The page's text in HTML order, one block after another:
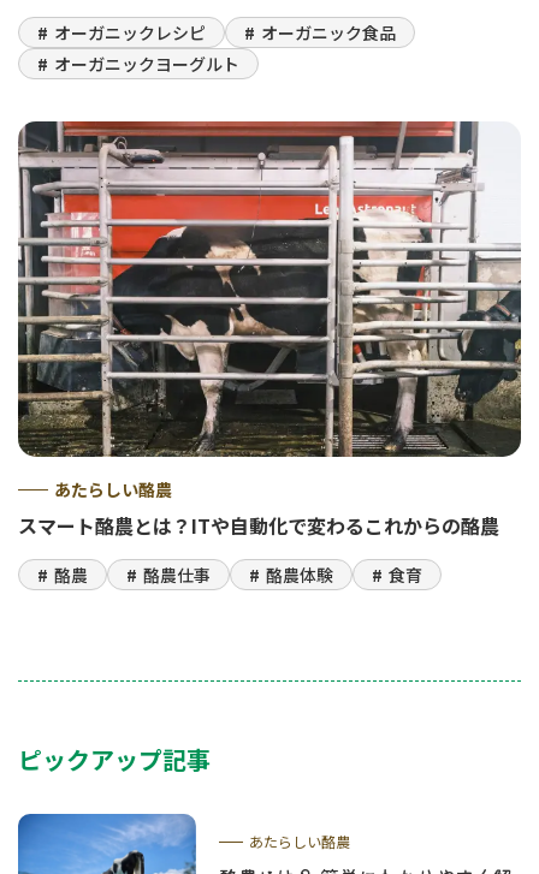
オーガニックレシピ
オーガニック食品
オーガニックヨーグルト
あたらしい酪農
スマート酪農とは？ITや自動化で変わるこれからの酪農
酪農 酪農仕事 酪農体験 食育
ピックアップ記事
あたらしい酪農